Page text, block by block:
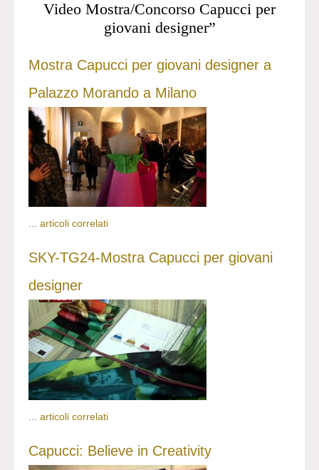
Video Mostra/Concorso Capucci per
giovani designer”
Mostra Capucci per giovani designer a
Palazzo Morando a Milano
... articoli correlati
SKY-TG24-Mostra Capucci per giovani
designer
articoli correlati
Capucci: Believe in Creativity